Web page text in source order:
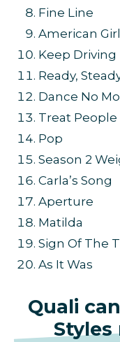
Fine Line
American
Keep Driving
Ready,
Dance No
Treat
Pop
Season 2
Carla’s Song
Aperture
Matilda
Sign Of The
As It Was
Quali
Styles